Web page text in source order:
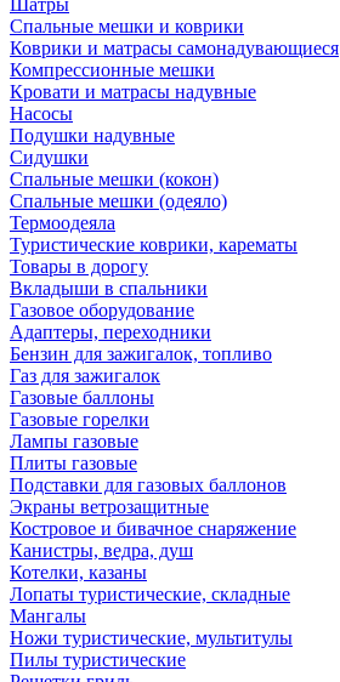
Шатры
Спальные мешки и коврики
Коврики и матрасы самонадувающиеся
Компрессионные мешки
Кровати и матрасы надувные
Насосы
Подушки надувные
Сидушки
Спальные мешки (кокон)
Спальные мешки (одеяло)
Термоодеяла
Туристические коврики, карематы
Товары в дорогу
Вкладыши в спальники
Газовое оборудование
Адаптеры, переходники
Бензин для зажигалок, топливо
Газ для зажигалок
Газовые баллоны
Газовые горелки
Лампы газовые
Плиты газовые
Подставки для газовых баллонов
Экраны ветрозащитные
Костровое и бивачное снаряжение
Канистры, ведра, душ
Котелки, казаны
Лопаты туристические, складные
Мангалы
Ножи туристические, мультитулы
Пилы туристические